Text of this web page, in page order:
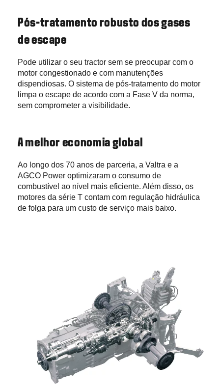
Pós-tratamento robusto dos gases
de escape
Pode utilizar o seu tractor sem se preocupar com o
motor congestionado e com manutenções
dispendiosas. O sistema de pós-tratamento do motor
limpa o escape de acordo com a Fase V da norma,
sem comprometer a visibilidade.
A melhor economia global
Ao longo dos 70 anos de parceria, a Valtra e a
AGCO Power optimizaram o consumo de
combustível ao nível mais eficiente. Além disso, os
motores da série T contam com regulação hidráulica
de folga para um custo de serviço mais baixo.